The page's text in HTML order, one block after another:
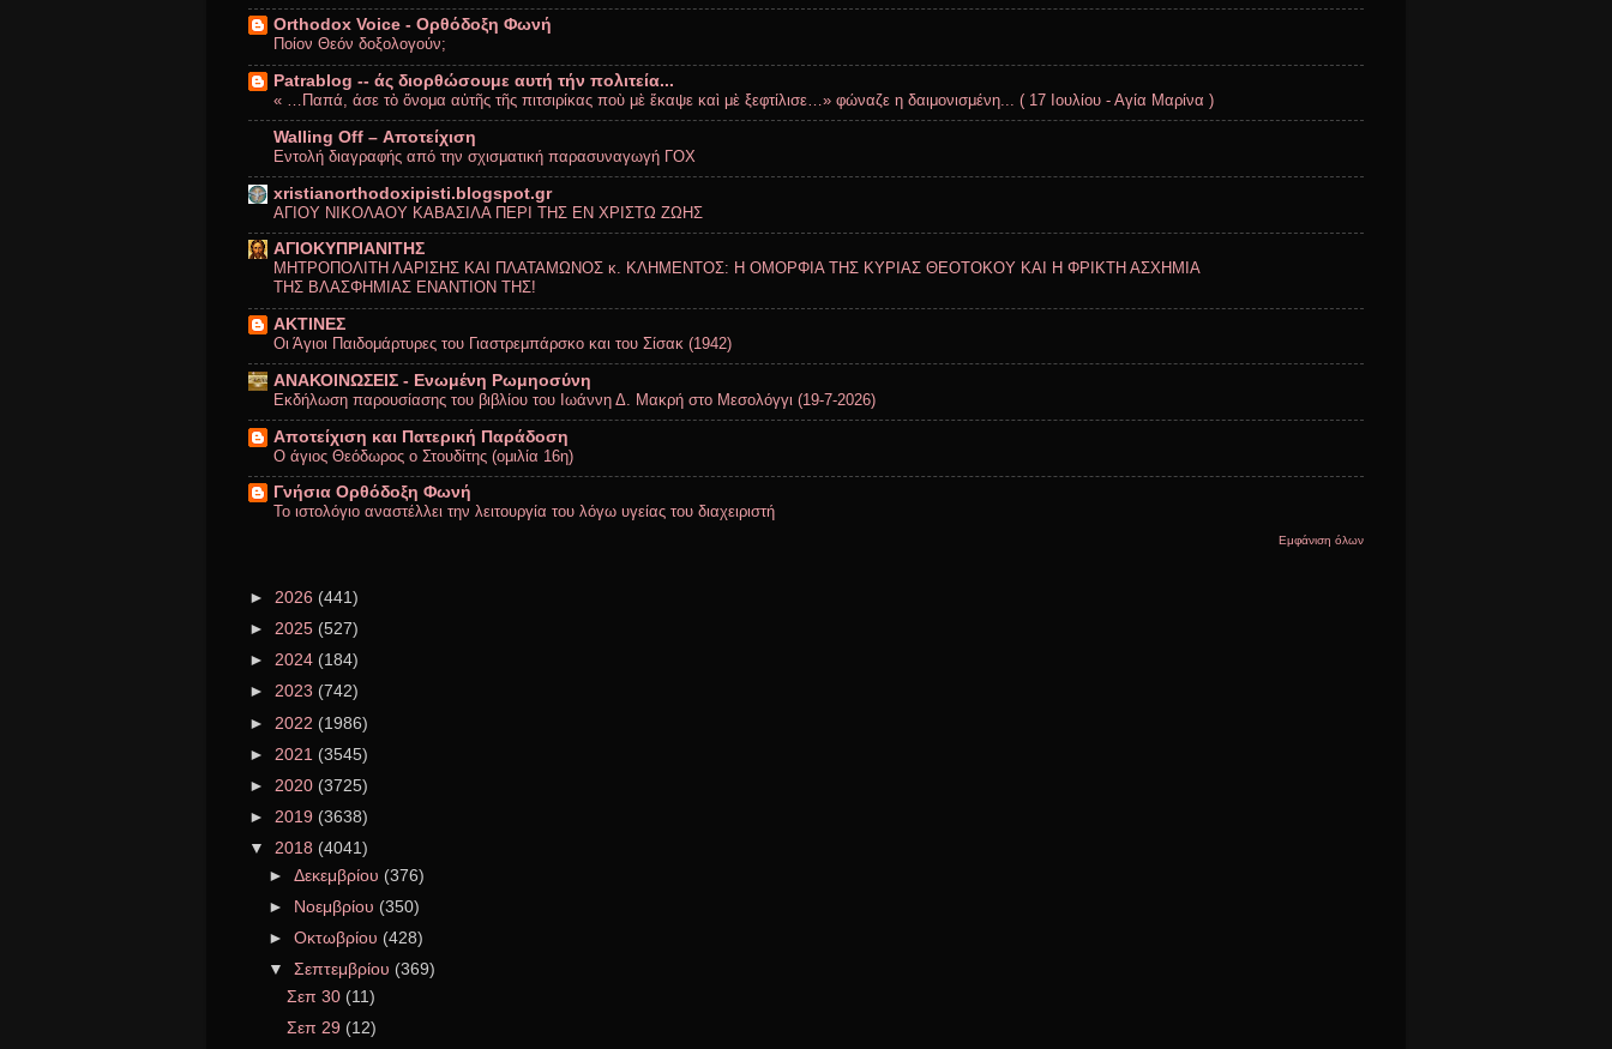
Orthodox Voice - Ορθόδοξη Φωνή
Ποίον Θεόν δοξολογούν;
Patrablog -- άς διορθώσουμε αυτή τήν πολιτεία...
« …Παπά, άσε τὸ ὄνομα αὐτῆς τῆς πιτσιρίκας ποὺ μὲ ἔκαψε καὶ μὲ ξεφτίλισε…» φώναζε η δαιμονισμένη... ( 17 Ιουλίου - Αγία Μαρίνα )
Walling Off – Αποτείχιση
Εντολή διαγραφής από την σχισματική παρασυναγωγή ΓΟΧ
xristianorthodoxipisti.blogspot.gr
ΑΓΙΟΥ ΝΙΚΟΛΑΟΥ ΚΑΒΑΣΙΛΑ ΠΕΡΙ ΤΗΣ ΕΝ ΧΡΙΣΤΩ ΖΩΗΣ
ΑΓΙΟΚΥΠΡΙΑΝΙΤΗΣ
ΜΗΤΡΟΠΟΛΙΤΗ ΛΑΡΙΣΗΣ ΚΑΙ ΠΛΑΤΑΜΩΝΟΣ κ. ΚΛΗΜΕΝΤΟΣ: Η ΟΜΟΡΦΙΑ ΤΗΣ ΚΥΡΙΑΣ ΘΕΟΤΟΚΟΥ ΚΑΙ Η ΦΡΙΚΤΗ ΑΣΧΗΜΙΑ
ΤΗΣ ΒΛΑΣΦΗΜΙΑΣ ΕΝΑΝΤΙΟΝ ΤΗΣ!
ΑΚΤΙΝΕΣ
Οι Άγιοι Παιδομάρτυρες του Γιαστρεμπάρσκο και του Σίσακ (1942)
ΑΝΑΚΟΙΝΩΣΕΙΣ - Ενωμένη Ρωμηοσύνη
Εκδήλωση παρουσίασης του βιβλίου του Ιωάννη Δ. Μακρή στο Μεσολόγγι (19-7-2026)
Αποτείχιση και Πατερική Παράδοση
Ο άγιος Θεόδωρος ο Στουδίτης (ομιλία 16η)
Γνήσια Ορθόδοξη Φωνή
Το ιστολόγιο αναστέλλει την λειτουργία του λόγω υγείας του διαχειριστή
Εμφάνιση όλων
► 2026 (441)
► 2025 (527)
► 2024 (184)
► 2023 (742)
► 2022 (1986)
► 2021 (3545)
► 2020 (3725)
► 2019 (3638)
▼ 2018 (4041)
►Δεκεμβρίου (376)
►
Νοεμβρίου (350)
►Οκτωβρίου (428)
▼Σεπτεμβρίου (369)
Σεπ 30 (11)
Σεπ 29 (12)